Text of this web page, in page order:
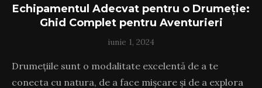
Echipamentul Adecvat pentru o Drumeție:
Ghid Complet pentru Aventurieri
iunie 1, 2024
Drumețiile sunt o modalitate excelentă de a te
conecta cu natura, de a face mișcare și de a explora